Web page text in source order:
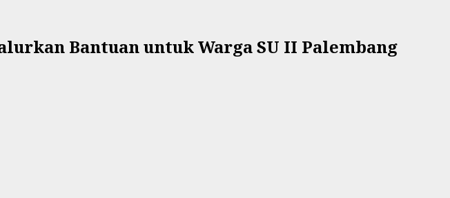
Bantuan untuk Warga SU II Palembang